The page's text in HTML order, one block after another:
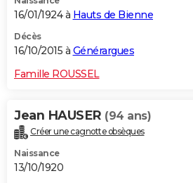
16/01/1924 à Hauts de Bienne
Décès
16/10/2015 à Générargues
Famille ROUSSEL
Jean HAUSER (94 ans)
Créer une cagnotte obsèques
Naissance
13/10/1920